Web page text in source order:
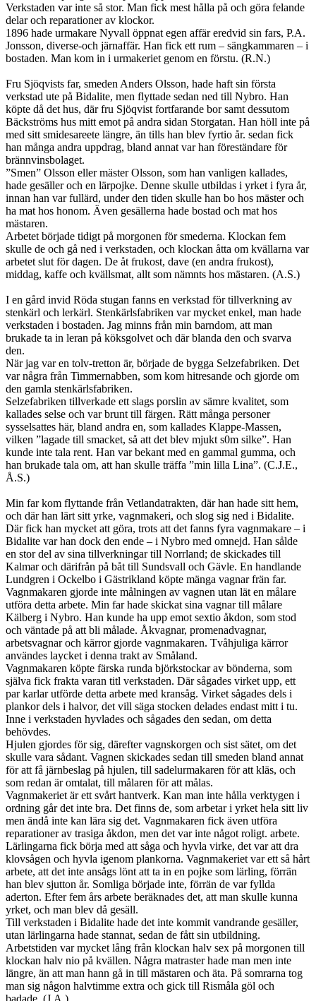
Verkstaden var inte så stor. Man fick mest hålla på och göra felande
delar och reparationer av klockor.
1896 hade urmakare Nyvall öppnat egen affär eredvid sin fars, P.A.
Jonsson, diverse-och järnaffär. Han fick ett rum – sängkammaren – i
bostaden. Man kom in i urmakeriet genom en förstu. (R.N.)
Fru Sjöqvists far, smeden Anders Olsson, hade haft sin första
verkstad ute på Bidalite, men flyttade sedan ned till Nybro. Han
köpte då det hus, där fru Sjöqvist fortfarande bor samt dessutom
Bäckströms hus mitt emot på andra sidan Storgatan. Han höll inte på
med sitt smidesareete längre, än tills han blev fyrtio år. sedan fick
han många andra uppdrag, bland annat var han föreständare för
brännvinsbolaget.
”Smen” Olsson eller mäster Olsson, som han vanligen kallades,
hade gesäller och en lärpojke. Denne skulle utbildas i yrket i fyra år,
innan han var fullärd, under den tiden skulle han bo hos mäster och
ha mat hos honom. Även gesällerna hade bostad och mat hos
mästaren.
Arbetet började tidigt på morgonen för smederna. Klockan fem
skulle de och gå ned i verkstaden, och klockan åtta om kvällarna var
arbetet slut för dagen. De åt frukost, dave (en andra frukost),
middag, kaffe och kvällsmat, allt som nämnts hos mästaren. (A.S.)
I en gård invid Röda stugan fanns en verkstad för tillverkning av
stenkärl och lerkärl. Stenkärlsfabriken var mycket enkel, man hade
verkstaden i bostaden. Jag minns från min barndom, att man
brukade ta in leran på köksgolvet och där blanda den och svarva
den.
När jag var en tolv-tretton är, började de bygga Selzefabriken. Det
var några från Timmernabben, som kom hitresande och gjorde om
den gamla stenkärlsfabriken.
Selzefabriken tillverkade ett slags porslin av sämre kvalitet, som
kallades selse och var brunt till färgen. Rätt många personer
sysselsattes här, bland andra en, som kallades Klappe-Massen,
vilken ”lagade till smacket, så att det blev mjukt s0m silke”. Han
kunde inte tala rent. Han var bekant med en gammal gumma, och
han brukade tala om, att han skulle träffa ”min lilla Lina”. (C.J.E.,
Å.S.)
Min far kom flyttande från Vetlandatrakten, där han hade sitt hem,
och där han lärt sitt yrke, vagnmakeri, och slog sig ned i Bidalite.
Där fick han mycket att göra, trots att det fanns fyra vagnmakare – i
Bidalite var han dock den ende – i Nybro med omnejd. Han sålde
en stor del av sina tillverkningar till Norrland; de skickades till
Kalmar och därifrån på båt till Sundsvall och Gävle. En handlande
Lundgren i Ockelbo i Gästrikland köpte mänga vagnar frän far.
Vagnmakaren gjorde inte målningen av vagnen utan lät en målare
utföra detta arbete. Min far hade skickat sina vagnar till målare
Kälberg i Nybro. Han kunde ha upp emot sextio åkdon, som stod
och väntade på att bli målade. Åkvagnar, promenadvagnar,
arbetsvagnar och kärror gjorde vagnmakaren. Tvåhjuliga kärror
användes laycket i denna trakt av Småland.
Vagnmakaren köpte färska runda björkstockar av bönderna, som
själva fick frakta varan titl verkstaden. Där sågades virket upp, ett
par karlar utförde detta arbete med kransåg. Virket sågades dels i
plankor dels i halvor, det vill säga stocken delades endast mitt i tu.
Inne i verkstaden hyvlades och sågades den sedan, om detta
behövdes.
Hjulen gjordes för sig, därefter vagnskorgen och sist sätet, om det
skulle vara sådant. Vagnen skickades sedan till smeden bland annat
för att få järnbeslag på hjulen, till sadelurmakaren för att kläs, och
som redan är omtalat, till målaren för att målas.
Vagnmakeriet är ett svårt hantverk. Kan man inte hålla verktygen i
ordning går det inte bra. Det finns de, som arbetar i yrket hela sitt liv
men ändå inte kan lära sig det. Vagnmakaren fick även utföra
reparationer av trasiga åkdon, men det var inte något roligt. arbete.
Lärlingarna fick börja med att såga och hyvla virke, det var att dra
klovsågen och hyvla igenom plankorna. Vagnmakeriet var ett så hårt
arbete, att det inte ansågs lönt att ta in en pojke som lärling, förrän
han blev sjutton år. Somliga började inte, förrän de var fyllda
aderton. Efter fem års arbete beräknades det, att man skulle kunna
yrket, och man blev då gesäll.
Till verkstaden i Bidalite hade det inte kommit vandrande gesäller,
utan lärlingarna hade stannat, sedan de fått sin utbildning.
Arbetstiden var mycket lång från klockan halv sex på morgonen till
klockan halv nio på kvällen. Några matraster hade man men inte
längre, än att man hann gå in till mästaren och äta. På somrarna tog
man sig någon halvtimme extra och gick till Rismåla göl och
badade. (J.A.)